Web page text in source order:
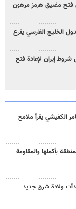
فتح مضيق هرمز مرهون
الخليج الفارسي يقرع
شروط إيران لإعادة فتح
الكفيشي يقرأ ملامح
بأكملها والمقاومة
ولادة شرق جديد